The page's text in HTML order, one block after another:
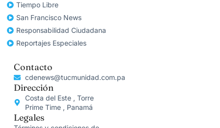
Tiempo Libre
San Francisco News
Responsabilidad Ciudadana
Reportajes Especiales
Contacto
cdenews@tucmunidad.com.pa
Dirección
Costa del Este , Torre
Prime Time , Panamá
Legales